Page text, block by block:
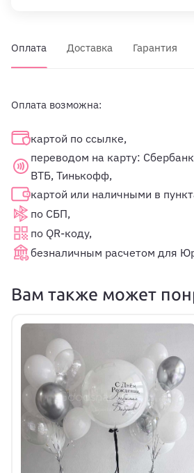
Оплата Доставка Гарантия
Оплата возможна:
картой по ссылке,
переводом на карту:
ВТБ, Тинькофф,
картой или наличными в
по СБП,
по QR-коду,
безналичным расчетом для
Вам также может